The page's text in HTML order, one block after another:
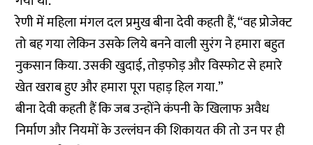
रेणी में महिला मंगल दल प्रमुख बीना देवी कहती हैं, “वह प्रोजेक्ट
तो बह गया लेकिन उसके लिये बनने वाली सुरंग ने हमारा बहुत
नुकसान किया. उसकी खुदाई, तोड़फोड़ और विस्फोट से हमारे
खेत खराब हुए और हमारा पूरा पहाड़ हिल गया.”
बीना देवी कहती हैं कि जब उन्होंने कंपनी के खिलाफ अवैध
निर्माण और नियमों के उल्लंघन की शिकायत की तो उन पर ही